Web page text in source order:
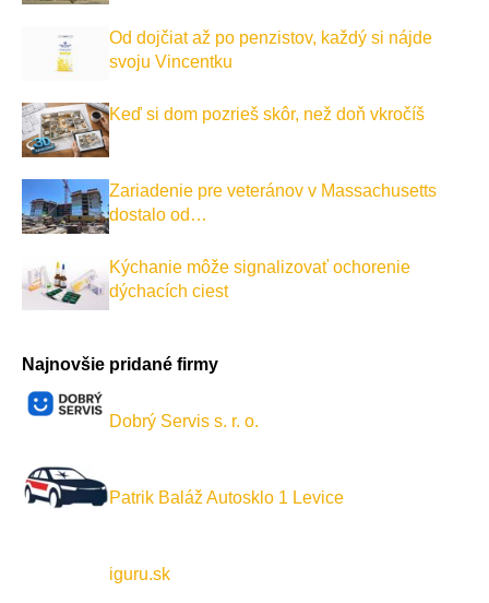
Od dojčiat až po penzistov, každý si nájde
svoju Vincentku
Keď si dom pozrieš skôr, než doň vkročíš
Zariadenie pre veteránov v Massachusetts
dostalo od…
Kýchanie môže signalizovať ochorenie
dýchacích ciest
Najnovšie pridané firmy
Dobrý Servis s. r. o.
Patrik Baláž Autosklo 1 Levice
iguru.sk